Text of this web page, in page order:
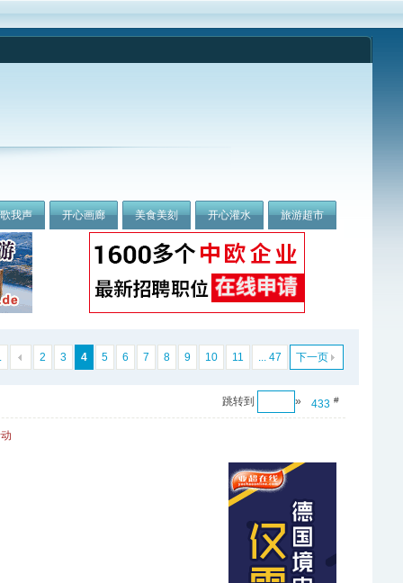
我声 开心画廊 美食美刻 开心灌水 旅游超市
2 3 4 5 6 7 8 9 10 11 ... 47 下一页
433 #
跳转到 »